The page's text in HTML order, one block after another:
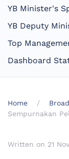
YB Minister's
YB Deputy
Top
Dashboard
Home
Sempurnakan
Written on 21